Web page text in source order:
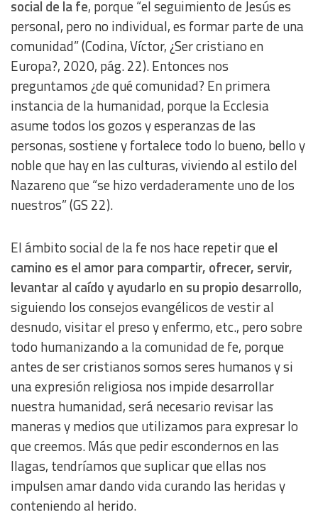
social de la fe, porque “el seguimiento de Jesús es
personal, pero no individual, es formar parte de una
comunidad” (Codina, Víctor, ¿Ser cristiano en
Europa?, 2020, pág. 22). Entonces nos
preguntamos ¿de qué comunidad? En primera
instancia de la humanidad, porque la Ecclesia
asume todos los gozos y esperanzas de las
personas, sostiene y fortalece todo lo bueno, bello y
noble que hay en las culturas, viviendo al estilo del
Nazareno que “se hizo verdaderamente uno de los
nuestros” (GS 22).
El ámbito social de la fe nos hace repetir queel
camino es el amor para compartir, ofrecer, servir,
levantar al caído y ayudarlo en su propio desarrollo,
siguiendo los consejos evangélicos de vestir al
desnudo, visitar el preso y enfermo, etc., pero sobre
todo humanizando a la comunidad de fe, porque
antes de ser cristianos somos seres humanos y si
una expresión religiosa nos impide desarrollar
nuestra humanidad, será necesario revisar las
maneras y medios que utilizamos para expresar lo
que creemos. Más que pedir escondernos en las
llagas, tendríamos que suplicar que ellas nos
impulsen amar dando vida curando las heridas y
conteniendo al herido.